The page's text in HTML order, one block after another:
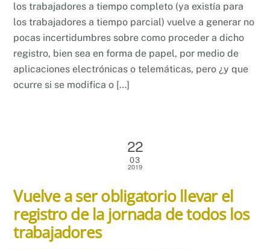
los trabajadores a tiempo completo (ya existía para
los trabajadores a tiempo parcial) vuelve a generar no
pocas incertidumbres sobre como proceder a dicho
registro, bien sea en forma de papel, por medio de
aplicaciones electrónicas o telemáticas, pero ¿y que
ocurre si se modifica o […]
22
03
2019
Vuelve a ser obligatorio llevar el
registro de la jornada de todos los
trabajadores